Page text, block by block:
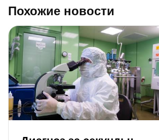
Похожие новости